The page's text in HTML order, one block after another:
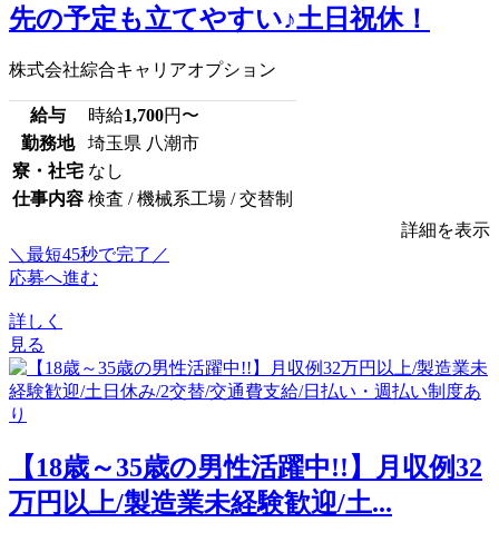
先の予定も立てやすい♪土日祝休！
株式会社綜合キャリアオプション
給与 時給1,700円〜
勤務地
埼玉県 八潮市
寮・社宅 なし
仕事内容 検査 / 機械系工場 / 交替制
詳細を表示
＼最短45秒で完了／
応募へ進む
詳しく
見る
【18歳～35歳の男性活躍中!!】月収例32
万円以上/製造業未経験歓迎/土...